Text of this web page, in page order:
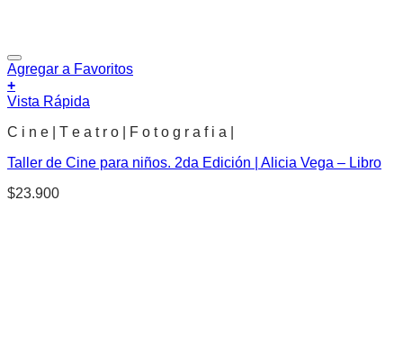
Agregar a Favoritos
+
Vista Rápida
C i n e | T e a t r o | F o t o g r a f i a |
Taller de Cine para niños. 2da Edición | Alicia Vega – Libro
$23.900